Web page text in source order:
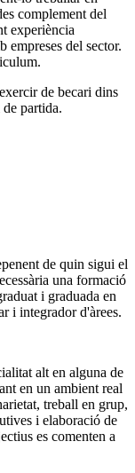
complement del
experiència
empreses del sector.
de becari dins
partida.
de quin sigui el
una formació
i graduada en
i integrador d'àrees.
alt en alguna de
en un ambient real
treball en grup,
i elaboració de
es comenten a